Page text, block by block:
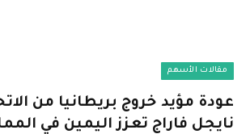
مقالات الأسهم
عودة مؤيد خروج بريطانيا من
نايجل فاراج تعزز اليمين في